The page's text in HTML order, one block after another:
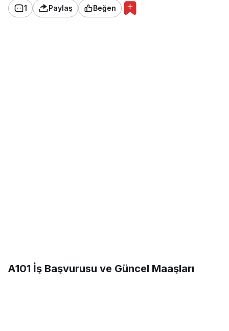
1 Paylaş Beğen
A101 İş Başvurusu ve Güncel Maaşları